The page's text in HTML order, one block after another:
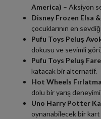
America) – Aksiyon
Disney Frozen Elsa
çocuklarının en
Pufu Toys Peluş
dokusu ve sevimli
Pufu Toys Peluş
katacak bir alternatif.
Hot Wheels
dolu bir yarış deneyimi.
Uno Harry Potter
oynanabilecek bir